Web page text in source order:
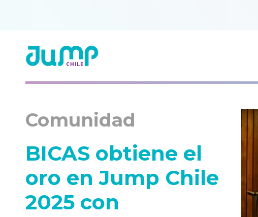
Comunidad
BICAS obtiene el
oro en Jump Chile
2025 con